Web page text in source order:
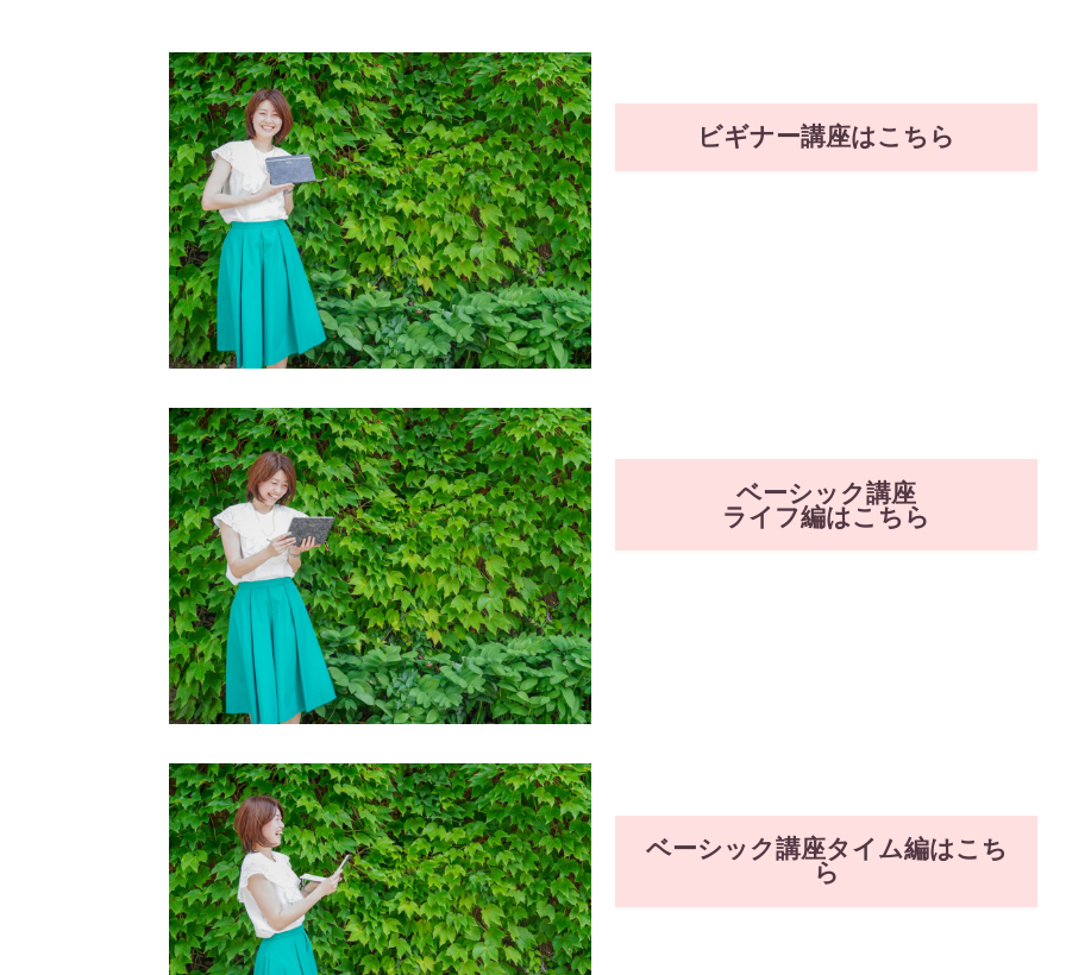
ビギナー講座はこちら
ベーシック講座
ライフ編はこちら
ベーシック講座タイム編はこち
ら